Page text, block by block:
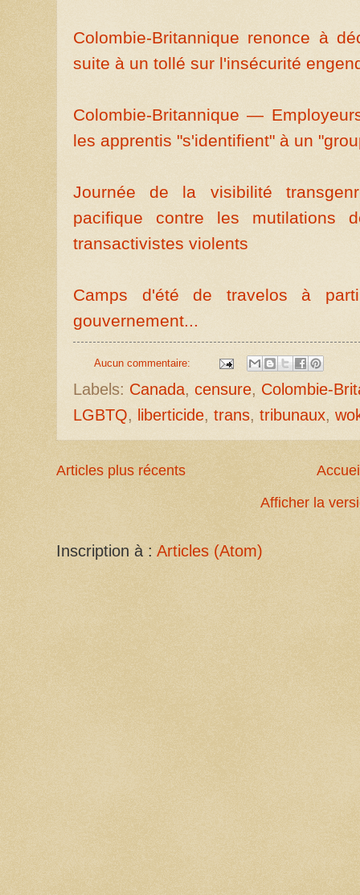
Colombie-Britannique renonce à
suite à un tollé sur l'insécurité
Colombie-Britannique —
les apprentis "s'identifient" à un
Journée de la visibilité
pacifique contre les mutilations
transactivistes violents
Camps d'été de travelos à
gouvernement...
Aucun commentaire:
Labels: Canada, censure, Colombie-
LGBTQ, liberticide, trans, tribunaux,
Articles plus récents
Afficher la
Inscription à : Articles (Atom)